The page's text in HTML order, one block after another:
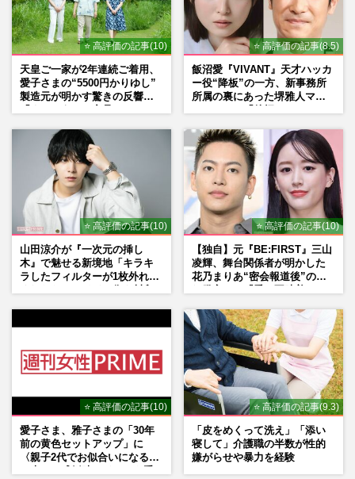
⭐ 高評価の記事(10)
天皇ご一家が2年連続ご着用、
愛子さまの“5500円かりゆし”
製造元が明かす驚きの反響
⭐ 高評価の記事(8.5)
飯沼愛『VIVANT』天才ハッカ
ー役“降板”の一方、新事務所
所属の裏にあった堺雅人マネ
⭐ 高評価の記事(10)
山田涼介が『一次元の挿し
木』で魅せる新境地「キラキ
ラしたフィルターが1枚外れて
⭐ 高評価の記事(10)
【独自】元『BE:FIRST』三山
凌輝、舞台関係者が明かした
花乃まりあ“密会報道後”の呆
⭐ 高評価の記事(10)
愛子さま、雅子さまの「30年
前の黄色セットアップ」に
〈親子2代でお似合いになる〉
⭐ 高評価の記事(9.3)
「皮をめくって洗え」「添い
寝して」介護職の半数が性的
嫌がらせや暴力を経験